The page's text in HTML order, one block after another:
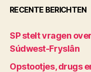
RECENTE BERICHTEN
SP stelt vragen
Súdwest-Fryslân
Opstootjes, drugs